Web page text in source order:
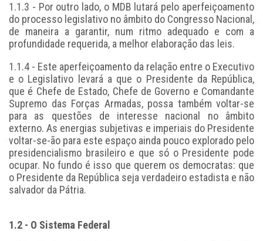
1.1.3 - Por outro lado, o MDB lutará pelo aperfeiçoamento
do processo legislativo no âmbito do Congresso Nacional,
de maneira a garantir, num ritmo adequado e com a
profundidade requerida, a melhor elaboração das leis.
1.1.4 - Este aperfeiçoamento da relação entre o Executivo
e o Legislativo levará a que o Presidente da República,
que é Chefe de Estado, Chefe de Governo e Comandante
Supremo das Forças Armadas, possa também voltar-se
para as questões de interesse nacional no âmbito
externo. As energias subjetivas e imperiais do Presidente
voltar-se-ão para este espaço ainda pouco explorado pelo
presidencialismo brasileiro e que só o Presidente pode
ocupar. No fundo é isso que querem os democratas: que
o Presidente da República seja verdadeiro estadista e não
salvador da Pátria.
1.2 - O Sistema Federal